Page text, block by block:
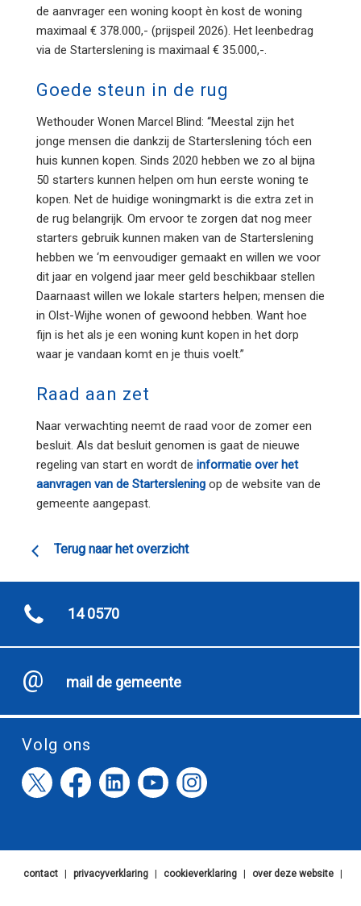
de aanvrager een woning koopt èn kost de woning
maximaal € 378.000,- (prijspeil 2026). Het leenbedrag
via de Starterslening is maximaal € 35.000,-.
Goede steun in de rug
Wethouder Wonen Marcel Blind: “Meestal zijn het
jonge mensen die dankzij de Starterslening tóch een
huis kunnen kopen. Sinds 2020 hebben we zo al bijna
50 starters kunnen helpen om hun eerste woning te
kopen. Net de huidige woningmarkt is die extra zet in
de rug belangrijk. Om ervoor te zorgen dat nog meer
starters gebruik kunnen maken van de Starterslening
hebben we ‘m eenvoudiger gemaakt en willen we voor
dit jaar en volgend jaar meer geld beschikbaar stellen
Daarnaast willen we lokale starters helpen; mensen die
in Olst-Wijhe wonen of gewoond hebben. Want hoe
fijn is het als je een woning kunt kopen in het dorp
waar je vandaan komt en je thuis voelt.”
Raad aan zet
Naar verwachting neemt de raad voor de zomer een
besluit. Als dat besluit genomen is gaat de nieuwe
regeling van start en wordt de informatie over het
aanvragen van de Starterslening op de website van de
gemeente aangepast.
Terug naar het overzicht
14 0570
mail de gemeente
Volg ons
contact privacyverklaring cookieverklaring over deze website